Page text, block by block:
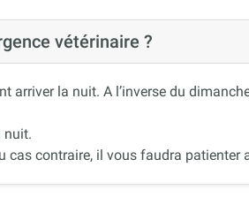
vétérinaire ?
arriver la nuit. A l’inverse du
nuit.
cas contraire, il vous faudra patienter